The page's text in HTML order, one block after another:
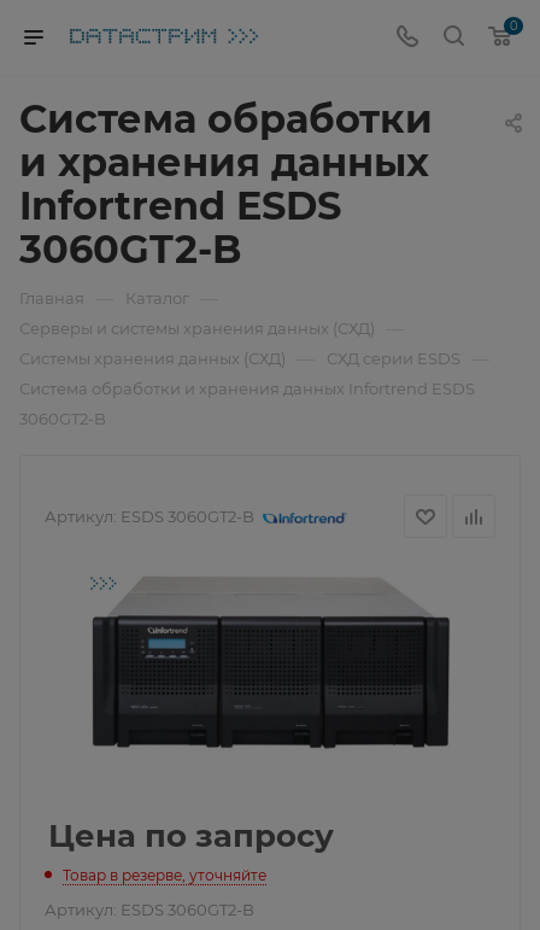
0
Система обработки
и хранения данных
Infortrend ESDS
3060GT2-B
Главная Каталог
Серверы и системы хранения данных (СХД)
Системы хранения данных (СХД) СХД серии ESDS
Система обработки и хранения данных Infortrend ESDS
3060GT2-B
Артикул: ESDS 3060GT2-B
Цена по запросу
Товар в резерве, уточняйте
Артикул: ESDS 3060GT2-B